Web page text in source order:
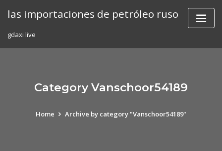
las importaciones de petróleo ruso
gdaxi live
Category Vanschoor54189
Home Archive by category "Vanschoor54189"